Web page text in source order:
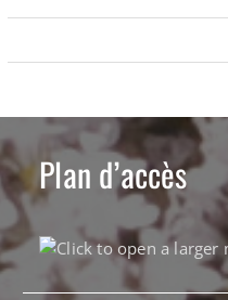
Plan d’accès